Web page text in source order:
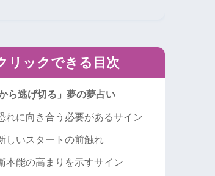
リックできる目次
ら逃げ切る」夢の夢占い
れに向き合う必要があるサイン
しいスタートの前触れ
本能の高まりを示すサイン